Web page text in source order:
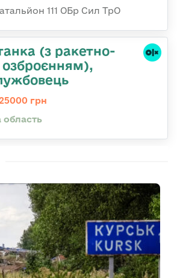
111 ОБр Сил ТрО
(з pакетно-
грн
область